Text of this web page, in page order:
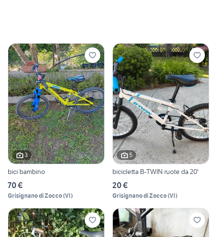
3
bici bambino
70 €
Grisignano di Zocco(VI)
5
bicicletta B-TWIN ruote da 20'
20 €
Grisignano di Zocco(VI)